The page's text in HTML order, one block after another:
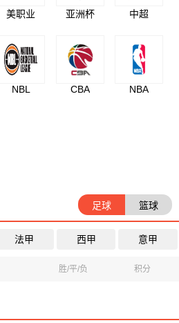
美职业 亚洲杯 中超
NBL CBA NBA
足球 篮球
法甲 西甲 意甲
胜/平/负 积分